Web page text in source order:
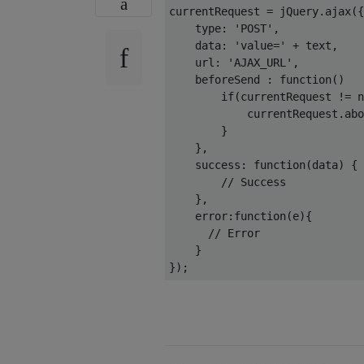
currentRequest = jQuery.ajax({
type: 'POST' ,
data: 'value='
+ text,
url : 'AJAX_URL' ,
beforeSend : function ( )
if(currentRequest !=
        }
    },
success : function (data) {
// Success
    },
error: function (e){
// Error
    }